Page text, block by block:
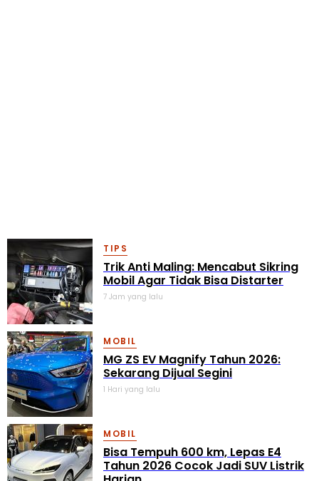
TIPS
Trik Anti Maling: Mencabut Sikring
Mobil Agar Tidak Bisa Distarter
7 Jam yang lalu
MOBIL
MG ZS EV Magnify Tahun 2026:
Sekarang Dijual Segini
1 Hari yang lalu
MOBIL
Bisa Tempuh 600 km, Lepas E4
Tahun 2026 Cocok Jadi SUV Listrik